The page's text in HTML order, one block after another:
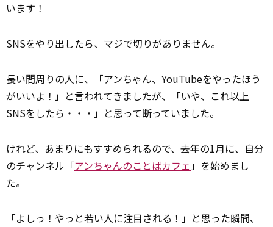
います！
SNSをやり出したら、マジで切りがありません。
長い間周りの人に、「アンちゃん、YouTubeをやったほう
がいいよ！」と言われてきましたが、「いや、これ以上
SNSをしたら・・・」と思って断っていました。
けれど、あまりにもすすめられるので、去年の1月に、自分
のチャンネル「アンちゃんのことばカフェ」を始めまし
た。
「よしっ！やっと若い人に注目される！」と思った瞬間、